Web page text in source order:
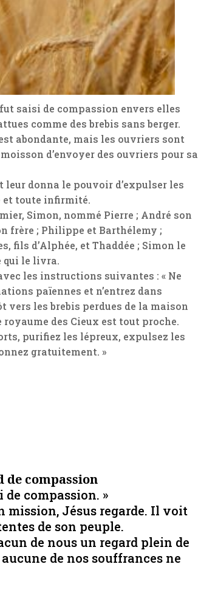
saisi de compassion envers elles
comme des brebis sans berger.
abondante, mais les ouvriers sont
d’envoyer des ouvriers pour sa
donna le pouvoir d’expulser les
et toute infirmité.
Simon, nommé Pierre ; André son
frère ; Philippe et Barthélemy ;
fils d’Alphée, et Thaddée ; Simon le
qui le livra.
les instructions suivantes : « Ne
païennes et n’entrez dans
les brebis perdues de la maison
royaume des Cieux est tout proche.
purifiez les lépreux, expulsez les
gratuitement. »
de compassion
compassion. »
mission, Jésus regarde. Il voit
de son peuple.
de nous un regard plein de
de nos souffrances ne